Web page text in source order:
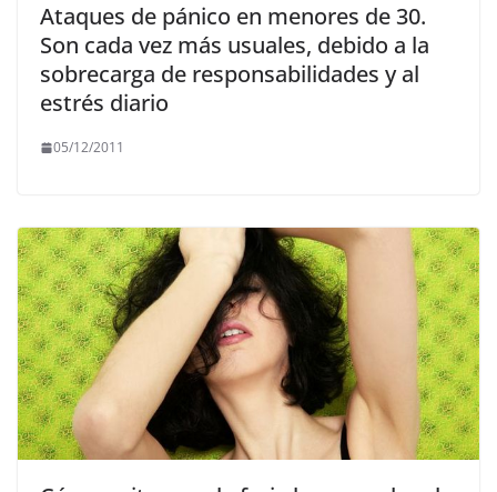
Ataques de pánico en menores de 30.
Son cada vez más usuales, debido a la
sobrecarga de responsabilidades y al
estrés diario
05/12/2011